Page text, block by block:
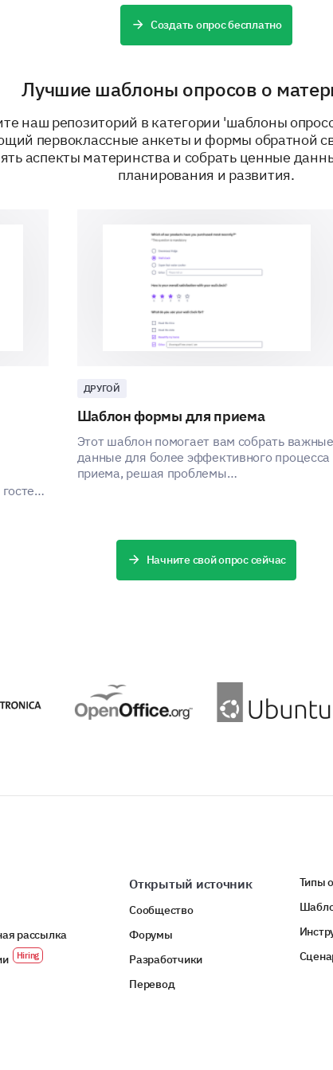
Might or might not
Improving Breastfeeding
Share your insights on how
Please share any additional
breastfeeding support services.
ПРИДАНО
Создать опрос бесплатно
Лучшие шаблоны опросов о
наш репозиторий в категории 'шаблоны
первоклассные анкеты и формы обратной
аспекты материнства и собрать ценные
планирования и развития.
ДРУГОЙ
Шаблон формы для приема
Этот шаблон помогает вам собрать важные
данные для более эффективного процесса
приема, решая проблемы
Начните свой опрос сейчас
рассылка
Открытый источник
Сообщество
Форумы
Разработчики
Перевод
Типы